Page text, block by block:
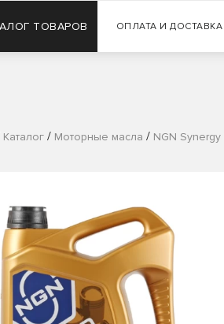
ТОВАРОВ ОПЛАТА И ДОСТАВКА
Каталог / Моторные масла / NGN